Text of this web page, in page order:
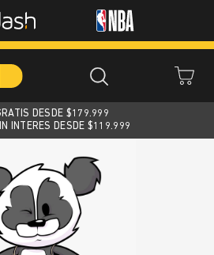
DESDE $179.999
INTERES DESDE $119.999